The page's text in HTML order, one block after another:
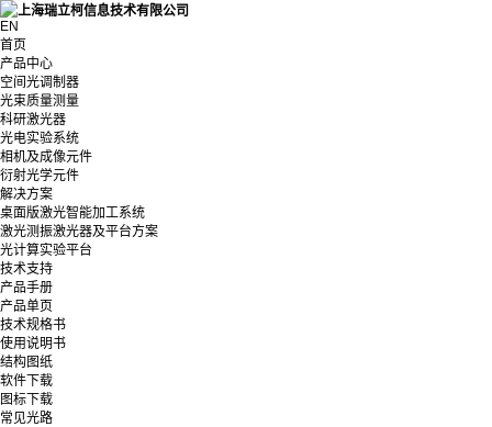
EN
首页
产品中心
空间光调制器
光束质量测量
科研激光器
光电实验系统
相机及成像元件
衍射光学元件
解决方案
桌面版激光智能加工系统
激光测振激光器及平台方案
光计算实验平台
技术支持
产品手册
产品单页
技术规格书
使用说明书
结构图纸
软件下载
图标下载
常见光路